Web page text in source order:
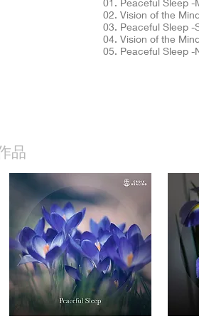
01. Peaceful Sleep -
02. Vision of the
03. Peaceful Sleep -
04. Vision of the
05. Peaceful Sleep -
品